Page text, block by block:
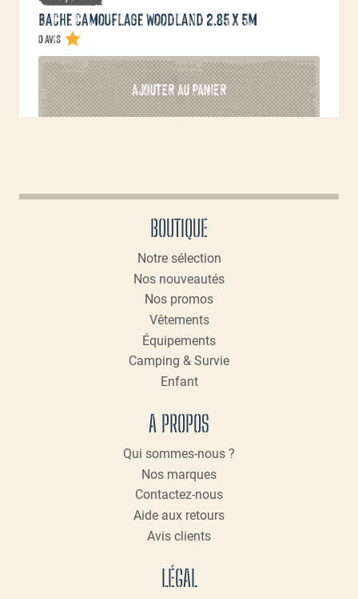
Bache camouflage Woodland 2.85 x 5m
0 avis
AJOUTER AU PANIER
BOUTIQUE
Notre sélection
Nos nouveautés
Nos promos
Vêtements
Équipements
Camping & Survie
Enfant
A PROPOS
Qui sommes-nous ?
Nos marques
Contactez-nous
Aide aux retours
Avis clients
LÉGAL